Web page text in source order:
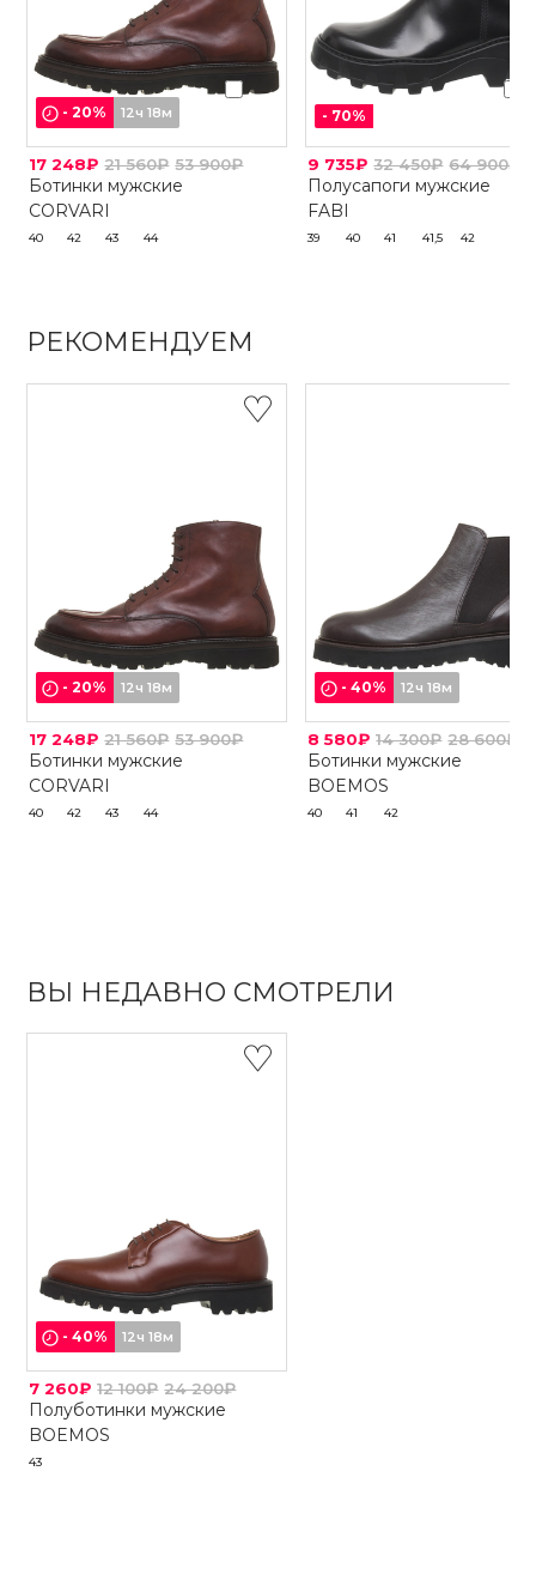
-20% 12ч 18м
17 248₽ 21 560₽ 53 900₽
Ботинки мужские
CORVARI
40 42 43 44
- 70%
9 735₽ 32 450₽ 64 900₽
Полусапоги мужские
FABI
39 40 41 41,5 42
РЕКОМЕНДУЕМ
-20% 12ч 18м
17 248₽ 21 560₽ 53 900₽
Ботинки мужские
CORVARI
40 42 43 44
-40% 12ч 18м
8 580₽ 14 300₽ 28 600₽
Ботинки мужские
BOEMOS
40 41 42
ВЫ НЕДАВНО СМОТРЕЛИ
-40% 12ч 18м
7 260₽ 12 100₽ 24 200₽
Полуботинки мужские
BOEMOS
43